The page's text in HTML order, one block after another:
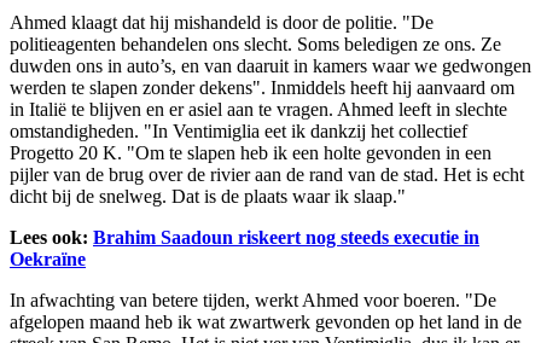
Ahmed klaagt dat hij mishandeld is door de politie. "De
politieagenten behandelen ons slecht. Soms beledigen ze ons. Ze
duwden ons in auto’s, en van daaruit in kamers waar we gedwongen
werden te slapen zonder dekens". Inmiddels heeft hij aanvaard om
in Italië te blijven en er asiel aan te vragen. Ahmed leeft in slechte
omstandigheden. "In Ventimiglia eet ik dankzij het collectief
Progetto 20 K. "Om te slapen heb ik een holte gevonden in een
pijler van de brug over de rivier aan de rand van de stad. Het is echt
dicht bij de snelweg. Dat is de plaats waar ik slaap."
Lees ook: Brahim Saadoun riskeert nog steeds executie in
Oekraïne
In afwachting van betere tijden, werkt Ahmed voor boeren. "De
afgelopen maand heb ik wat zwartwerk gevonden op het land in de